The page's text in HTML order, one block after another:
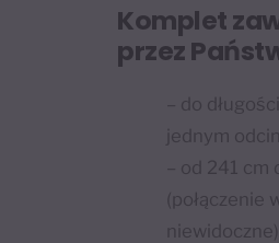
Komplet
przez
– do
jednym
– od 241
(połączenie
niewidoczne)